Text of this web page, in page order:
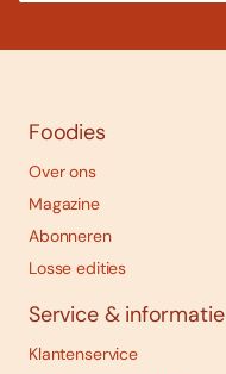
Foodies
Over ons
Magazine
Abonneren
Losse edities
Service & informatie
Klantenservice